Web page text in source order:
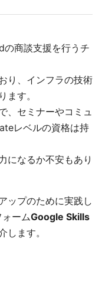
商談支援を行うチ
り、インフラの技術
ます。
、セミナーやコミュ
レベルの資格は持
になるか不安もあり
ップのために実践し
ームGoogle Skills
します。